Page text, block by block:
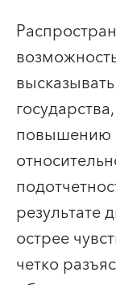
повышению
результате
острее
четко